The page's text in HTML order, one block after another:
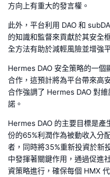
方向上有重大的發言權。
此外，平台利用 DAO 和
的知識和監督來貢獻於其安全
全方法有助於減輕風險並增強
Hermes DAO 安全策略的一個
合作，這預計將為平台帶來高
合作強調了 Hermes DAO 對
諾。
Hermes DAO 的主要目標是產
份的65%利潤作為被動收入分
者，同時將35%重新投資於新
中發揮著關鍵作用，通過促進
資策略進行，確保每個 HMX